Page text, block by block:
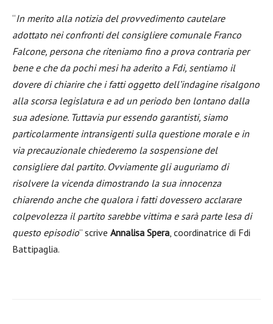
“In merito alla notizia del provvedimento cautelare
adottato nei confronti del consigliere comunale Franco
Falcone, persona che riteniamo fino a prova contraria per
bene e che da pochi mesi ha aderito a Fdi, sentiamo il
dovere di chiarire che i fatti oggetto dell’indagine risalgono
alla scorsa legislatura e ad un periodo ben lontano dalla
sua adesione. Tuttavia pur essendo garantisti, siamo
particolarmente intransigenti sulla questione morale e in
via precauzionale chiederemo la sospensione del
consigliere dal partito. Ovviamente gli auguriamo di
risolvere la vicenda dimostrando la sua innocenza
chiarendo anche che qualora i fatti dovessero acclarare
colpevolezza il partito sarebbe vittima e sarà parte lesa di
questo episodio” scrive Annalisa Spera, coordinatrice di Fdi
Battipaglia.